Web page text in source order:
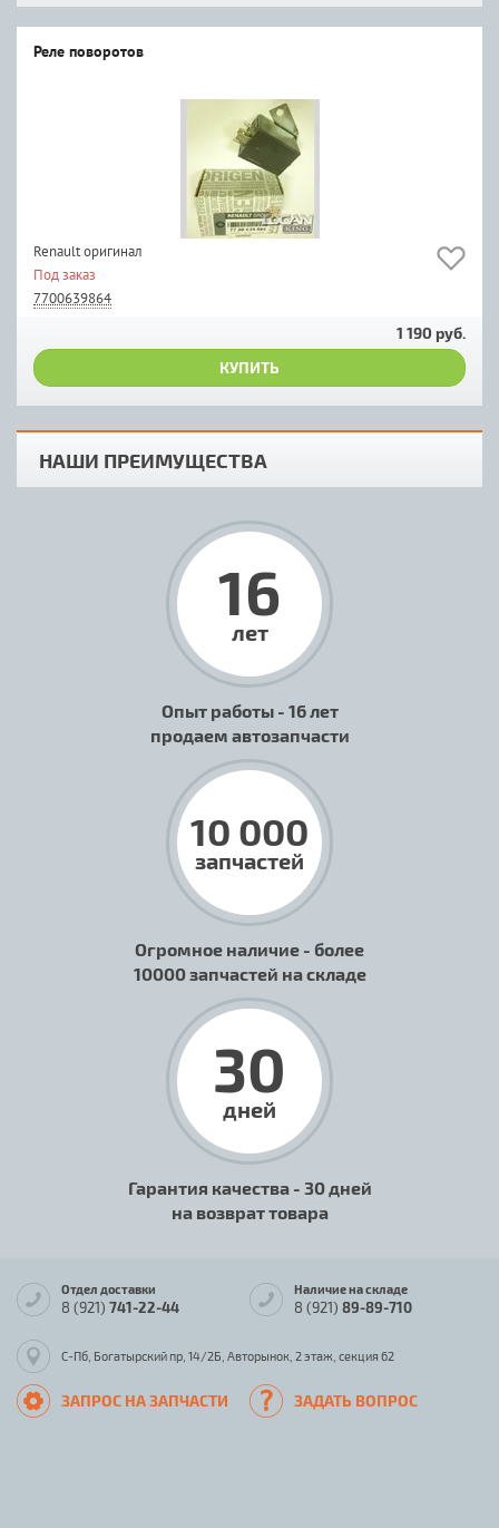
Реле поворотов
Renault оригинал
Под заказ
7700639864
1 190 руб.
КУПИТЬ
НАШИ ПРЕИМУЩЕСТВА
16
лет
Опыт работы - 16 лет
продаем автозапчасти
10 000
запчастей
Огромное наличие - более
10000 запчастей на складе
30
дней
Гарантия качества - 30 дней
на возврат товара
Отдел доставки
8 (921) 741-22-44
Наличие на складе
8 (921) 89-89-710
С-Пб, Богатырский пр, 14/2Б, Авторынок, 2 этаж, секция 62
ЗАПРОС НА ЗАПЧАСТИ ЗАДАТЬ ВОПРОС